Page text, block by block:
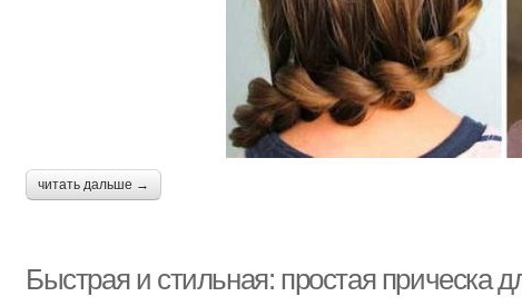
читать дальше →
Быстрая и стильная: простая прическа